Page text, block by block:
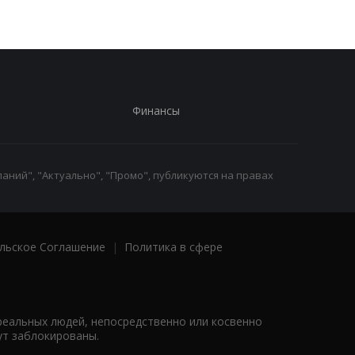
Финансы
"Актуально", "Промо", публикуются на правах
Соглашение |
Политика в сфере
людей, непосредственно или косвенно
заблокированы.